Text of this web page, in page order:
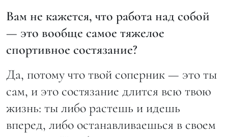
Вам не кажется, что работа над собой
— это вообще самое тяжелое
спортивное состязание?
Да, потому что твой соперник — это ты
сам, и это состязание длится всю твою
жизнь: ты либо растешь и идешь
вперед, либо останавливаешься в своем